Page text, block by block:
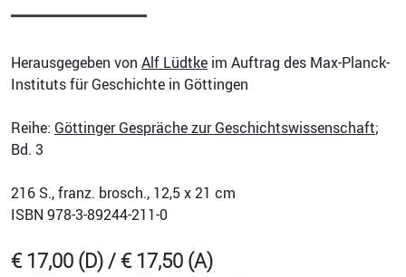
Herausgegeben von Alf Lüdtke im Auftrag des Max-Planck-
Instituts für Geschichte in Göttingen
Reihe: Göttinger Gespräche zur Geschichtswissenschaft;
Bd. 3
216 S., franz. brosch., 12,5 x 21 cm
ISBN 978-3-89244-211-0
€ 17,00 (D) / € 17,50 (A)